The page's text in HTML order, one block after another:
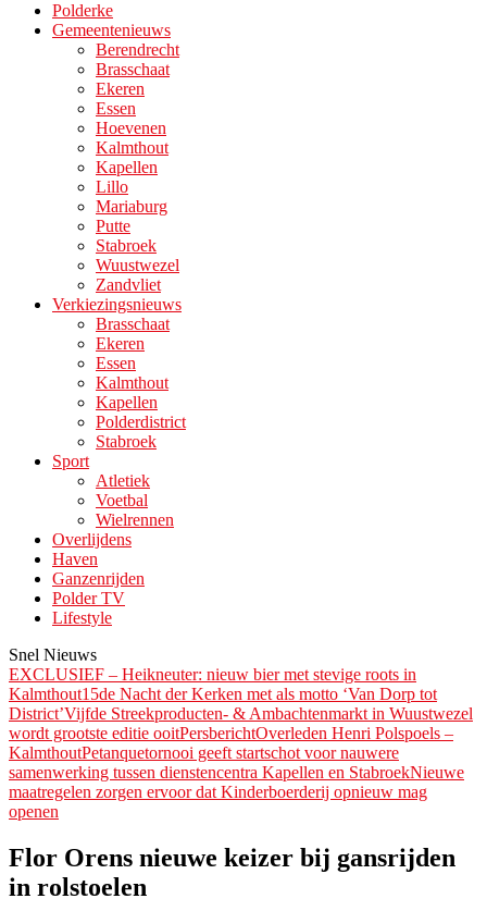
Polderke
Gemeentenieuws
Berendrecht
Brasschaat
Ekeren
Essen
Hoevenen
Kalmthout
Kapellen
Lillo
Mariaburg
Putte
Stabroek
Wuustwezel
Zandvliet
Verkiezingsnieuws
Brasschaat
Ekeren
Essen
Kalmthout
Kapellen
Polderdistrict
Stabroek
Sport
Atletiek
Voetbal
Wielrennen
Overlijdens
Haven
Ganzenrijden
Polder TV
Lifestyle
Snel Nieuws
EXCLUSIEF – Heikneuter: nieuw bier met stevige roots in
Kalmthout15de Nacht der Kerken met als motto ‘Van Dorp tot
District’Vijfde Streekproducten- & Ambachtenmarkt in Wuustwezel
wordt grootste editie ooitPersberichtOverleden Henri Polspoels –
KalmthoutPetanquetornooi geeft startschot voor nauwere
samenwerking tussen dienstencentra Kapellen en StabroekNieuwe
maatregelen zorgen ervoor dat Kinderboerderij opnieuw mag
openen
Flor Orens nieuwe keizer bij gansrijden
in rolstoelen